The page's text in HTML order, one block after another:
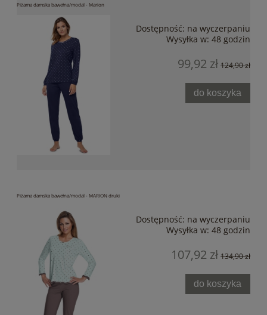
Piżama damska bawełna/modal - Marion
Dostępność: na wyczerpaniu
Wysyłka w: 48 godzin
99,92 zł 124,90 zł
do koszyka
Piżama damska bawełna/modal - MARION druki
Dostępność: na wyczerpaniu
Wysyłka w: 48 godzin
107,92 zł 134,90 zł
do koszyka